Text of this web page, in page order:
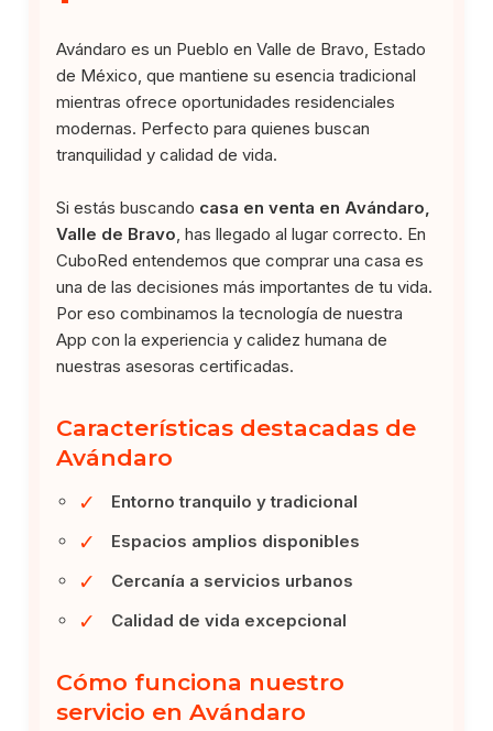
Avándaro es un Pueblo en Valle de Bravo, Estado
de México, que mantiene su esencia tradicional
mientras ofrece oportunidades residenciales
modernas. Perfecto para quienes buscan
tranquilidad y calidad de vida.
Si estás buscando casa en venta en Avándaro,
Valle de Bravo , has llegado al lugar correcto. En
CuboRed entendemos que comprar una casa es
una de las decisiones más importantes de tu vida.
Por eso combinamos la tecnología de nuestra
App con la experiencia y calidez humana de
nuestras asesoras certificadas.
Características destacadas de
Avándaro
✓ Entorno tranquilo y tradicional
✓ Espacios amplios disponibles
✓ Cercanía a servicios urbanos
✓ Calidad de vida excepcional
Cómo funciona nuestro
servicio en Avándaro